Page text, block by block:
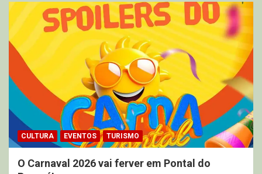
CULTURA EVENTOS TURISMO
O Carnaval 2026 vai ferver em Pontal do